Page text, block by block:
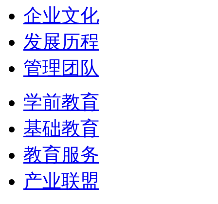
企业文化
发展历程
管理团队
学前教育
基础教育
教育服务
产业联盟